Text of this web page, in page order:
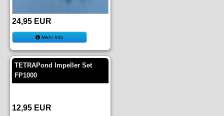
24,95 EUR
Mehr Info
TETRAPond Impeller Set
FP1000
12,95 EUR